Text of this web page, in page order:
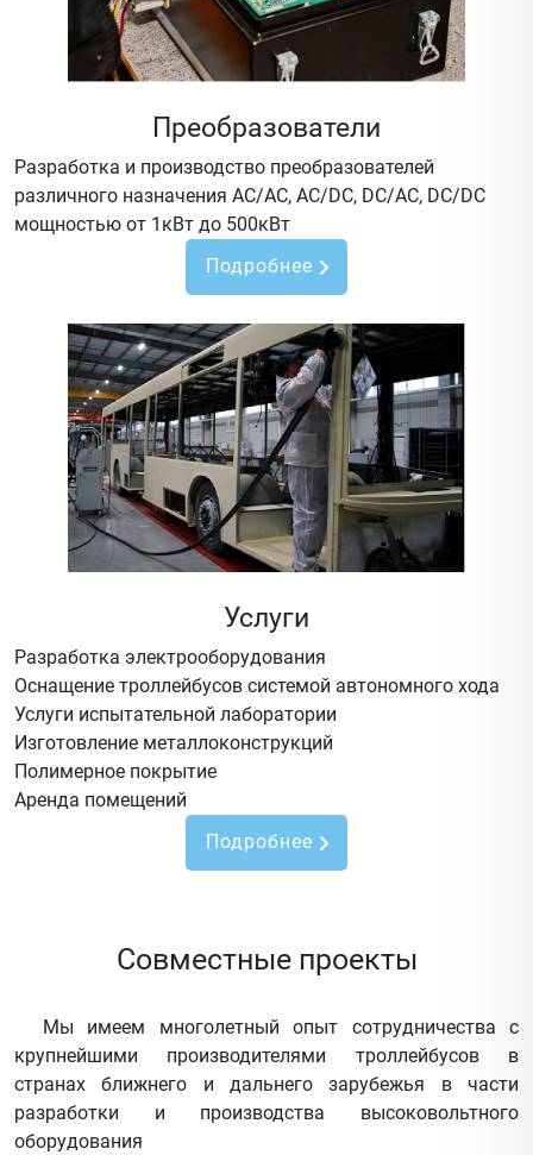
Преобразователи
Разработка и производство преобразователей
различного назначения AC/AC, AC/DC, DC/AC, DC/DC
мощностью от 1кВт до 500кВт
Подробнее
Услуги
Разработка электрооборудования
Оснащение троллейбусов системой автономного хода
Услуги испытательной лаборатории
Изготовление металлоконструкций
Полимерное покрытие
Аренда помещений
Подробнее
Совместные проекты
Мы имеем многолетный опыт сотрудничества с
крупнейшими производителями троллейбусов в
странах ближнего и дальнего зарубежья в части
разработки и производства высоковольтного
оборудования